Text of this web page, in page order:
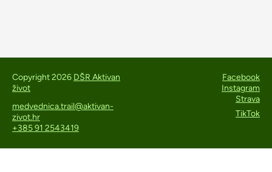
Copyright 2026 DŠR Aktivan
život
medvednica.trail@aktivan-
zivot.hr
+385 91 2543419
Facebook
Instagram
Strava
TikTok